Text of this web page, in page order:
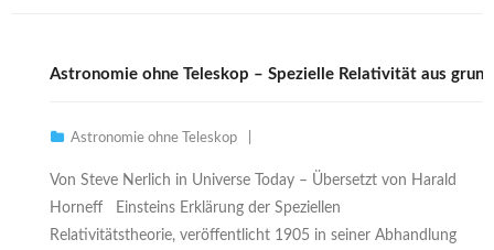
Astronomie ohne Teleskop – Spezielle Relativität aus
Astronomie ohne Teleskop
Von Steve Nerlich in Universe Today – Übersetzt von Harald
Horneff Einsteins Erklärung der Speziellen
Relativitätstheorie, veröffentlicht 1905 in seiner Abhandlung